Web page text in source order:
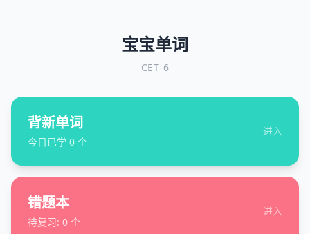
宝宝单词
CET-6
背新单词
今日已学 0 个
进入
错题本
待复习: 0 个
进入